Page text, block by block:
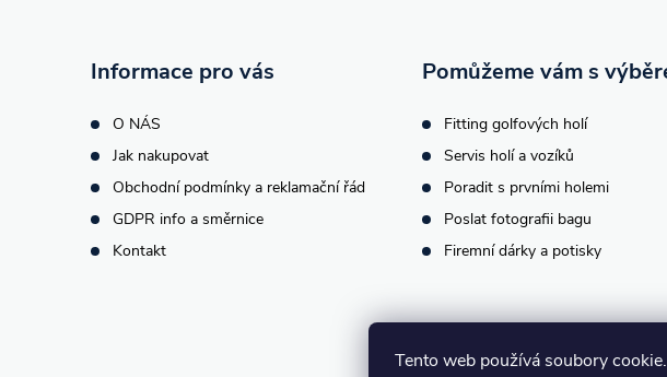
Tento web používá soubory
Informace pro vás
O NÁS
Jak nakupovat
Obchodní podmínky a reklamační řád
GDPR info a směrnice
Kontakt
Pomůžeme vám s
Fitting golfových holí
Servis holí a vozíků
Poradit s prvními holemi
Poslat fotografii bagu
Firemní dárky a potisky